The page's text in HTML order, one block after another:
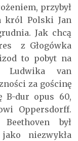
przybył
król Polski Jan
Jak chcą
z Głogówka
to pobyt na
Ludwika van
za gościnę
B-dur opus 60,
Oppersdorff.
był
niezwykła